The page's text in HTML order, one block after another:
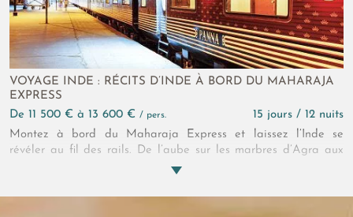
VOYAGE INDE : RÉCITS D’INDE À BORD DU MAHARAJA
EXPRESS
de 11 500 € à 13 600 € / pers.
15 jours / 12 nuits
Montez à bord du Maharaja Express et laissez l’Inde se
révéler au fil des rails. De l’aube sur les marbres d’Agra aux
nuits feutrées du Rajasthan, le paysage glisse, change,
Goa n’ouvre une dernière page, solaire et lente, entre